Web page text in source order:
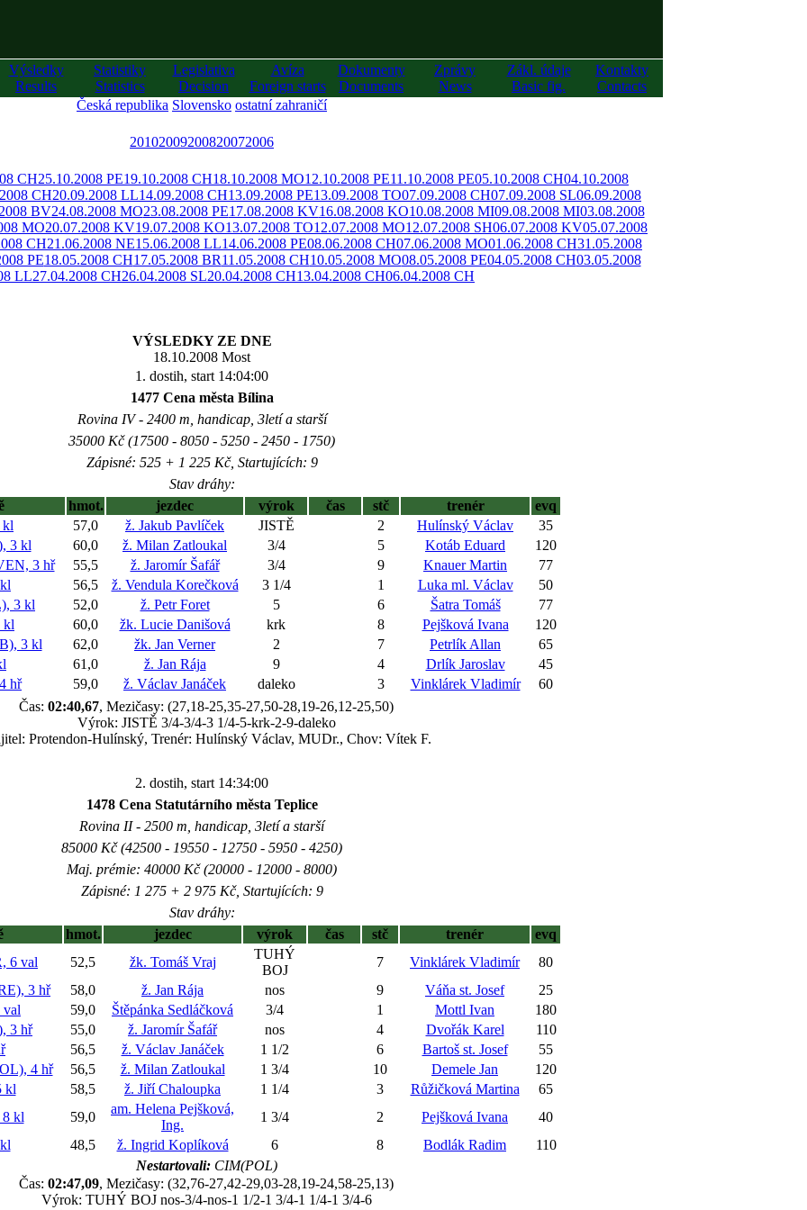
Výsledky
Results
Statistiky
Statistics
Legislativa
Decision
Avíza
Foreign starts
Dokumenty
Documents
Zprávy
News
Zákl. údaje
Basic fig.
Kontakty
Contacts
Česká republika Slovensko ostatní zahraničí
20102009200820072006
CH25.10.2008 PE19.10.2008 CH18.10.2008 MO12.10.2008 PE11.10.2008 PE05.10.2008 CH04.10.2008
CH20.09.2008 LL14.09.2008 CH13.09.2008 PE13.09.2008 TO07.09.2008 CH07.09.2008 SL06.09.2008
BV24.08.2008 MO23.08.2008 PE17.08.2008 KV16.08.2008 KO10.08.2008 MI09.08.2008 MI03.08.2008
MO20.07.2008 KV19.07.2008 KO13.07.2008 TO12.07.2008 MO12.07.2008 SH06.07.2008 KV05.07.2008
CH21.06.2008 NE15.06.2008 LL14.06.2008 PE08.06.2008 CH07.06.2008 MO01.06.2008 CH31.05.2008
PE18.05.2008 CH17.05.2008 BR11.05.2008 CH10.05.2008 MO08.05.2008 PE04.05.2008 CH03.05.2008
LL27.04.2008 CH26.04.2008 SL20.04.2008 CH13.04.2008 CH06.04.2008 CH
VÝSLEDKY ZE DNE
18.10.2008 Most
1. dostih, start 14:04:00
1477 Cena města Bílina
Rovina IV - 2400 m, handicap, 3letí a starší
35000 Kč (17500 - 8050 - 5250 - 2450 - 1750)
Zápisné: 525 + 1 225 Kč, Startujících: 9
Stav dráhy:
hmot. jezdec výrok čas stč trenér
evq
57,0 ž. Jakub Pavlíček JISTĚ 2 Hulínský Václav
35
3 kl
60,0 ž. Milan Zatloukal 3/4 5 Kotáb Eduard
120
3 hř
55,5 ž. Jaromír Šafář 3/4 9 Knauer Martin
77
56,5 ž. Vendula Korečková 3 1/4 1 Luka ml. Václav
50
3 kl
52,0 ž. Petr Foret 5 6 Šatra Tomáš
77
kl
60,0 žk. Lucie Danišová krk 8 Pejšková Ivana
120
3 kl
62,0 žk. Jan Verner 2 7 Petrlík Allan
65
61,0 ž. Jan Rája 9 4 Drlík Jaroslav
45
hř
59,0 ž. Václav Janáček daleko 3 Vinklárek Vladimír
60
Čas: 02:40,67, Mezičasy: (27,18-25,35-27,50-28,19-26,12-25,50)
Výrok: JISTĚ 3/4-3/4-3 1/4-5-krk-2-9-daleko
Protendon-Hulínský, Trenér: Hulínský Václav, MUDr., Chov: Vítek F.
2. dostih, start 14:34:00
1478 Cena Statutárního města Teplice
Rovina II - 2500 m, handicap, 3letí a starší
85000 Kč (42500 - 19550 - 12750 - 5950 - 4250)
Maj. prémie: 40000 Kč (20000 - 12000 - 8000)
Zápisné: 1 275 + 2 975 Kč, Startujících: 9
Stav dráhy:
hmot. jezdec výrok čas stč trenér
evq
6 val
52,5 žk. Tomáš Vraj
TUHÝ
BOJ
7 Vinklárek Vladimír
80
3 hř
58,0 ž. Jan Rája nos 9 Váňa st. Josef
25
59,0 Štěpánka Sedláčková 3/4 1 Mottl Ivan
180
3 hř
55,0 ž. Jaromír Šafář nos 4 Dvořák Karel
110
56,5 ž. Václav Janáček 1 1/2 6 Bartoš st. Josef
55
4 hř
56,5 ž. Milan Zatloukal 1 3/4 10 Demele Jan
120
kl
58,5 ž. Jiří Chaloupka 1 1/4 3 Růžičková Martina
65
kl
59,0
am. Helena Pejšková,
Ing.
1 3/4 2 Pejšková Ivana
40
48,5 ž. Ingrid Koplíková 6 8 Bodlák Radim
110
Nestartovali:CIM(POL)
Čas: 02:47,09, Mezičasy: (32,76-27,42-29,03-28,19-24,58-25,13)
Výrok: TUHÝ BOJ nos-3/4-nos-1 1/2-1 3/4-1 1/4-1 3/4-6